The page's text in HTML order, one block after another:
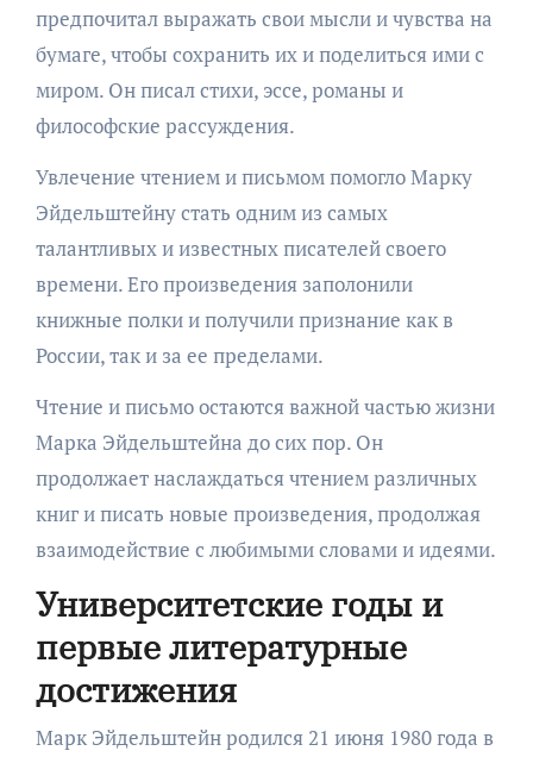
предпочитал выражать свои мысли и чувства на
бумаге, чтобы сохранить их и поделиться ими с
миром. Он писал стихи, эссе, романы и
философские рассуждения.
Увлечение чтением и письмом помогло Марку
Эйдельштейну стать одним из самых
талантливых и известных писателей своего
времени. Его произведения заполонили
книжные полки и получили признание как в
России, так и за ее пределами.
Чтение и письмо остаются важной частью жизни
Марка Эйдельштейна до сих пор. Он
продолжает наслаждаться чтением различных
книг и писать новые произведения, продолжая
взаимодействие с любимыми словами и идеями.
Университетские годы и
первые литературные
достижения
Марк Эйдельштейн родился 21 июня 1980 года в